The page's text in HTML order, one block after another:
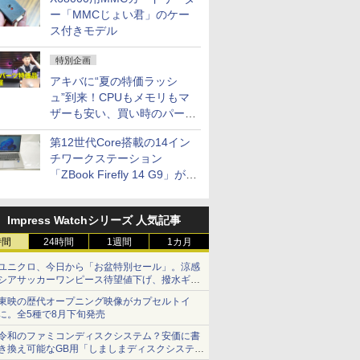
ー「MMCじょい君」のケー
ス付きモデル
特別企画
アキバに“夏の特価ラッシ
ュ”到来！CPUもメモリもマ
ザーも安い、買い時のパーツ
は？【8月7日(金)22時配信】
第12世代Core搭載の14イン
チワークステーション
「ZBook Firefly 14 G9」が
セール
Impress Watchシリーズ 人気記事
24時間 1週間 1カ月
ニクロ、今日から「お盆特別セール」。涼感
アサッカーワンピース待望値下げ、撥水ギア
ョーツは1990円に
映の歴代オープニング映像がカプセルトイ
。全5種で8月下旬発売
和のファミコンディスクシステム？安価に書
換え可能なGB用「しましまディスクシステ